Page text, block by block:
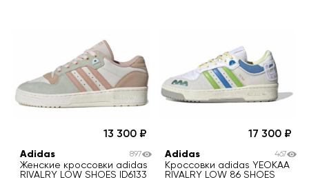
13 300
Adidas
Женские кроссовки adidas
RIVALRY LOW SHOES ID6133
897
17 300
Adidas
Кроссовки adidas YEOKAA
RIVALRY LOW 86 SHOES
467